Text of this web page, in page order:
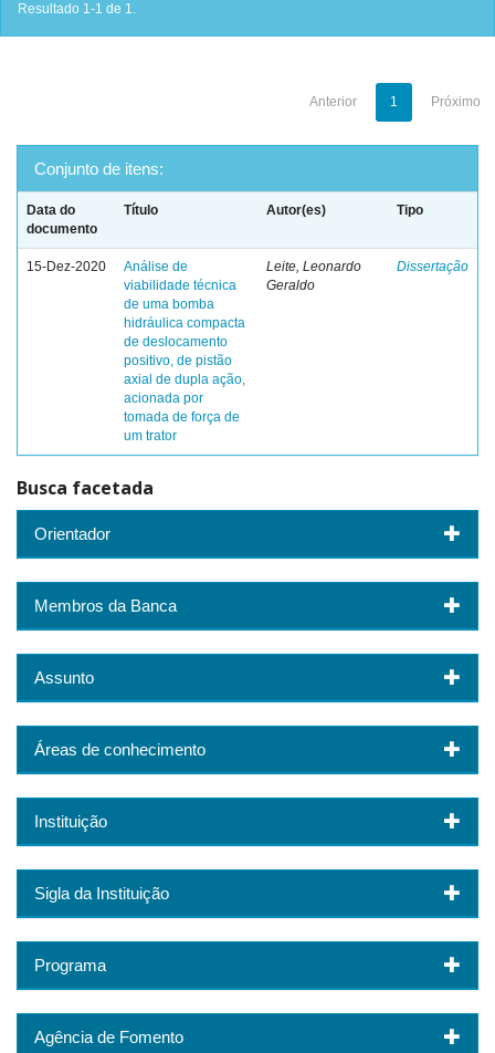
Resultado 1-1 de 1.
Anterior 1 Próximo
Conjunto de itens:
Data do
documento
Título Autor(es) Tipo
15-Dez-2020
Análise de
viabilidade técnica
de uma bomba
hidráulica compacta
de deslocamento
positivo, de pistão
axial de dupla ação,
acionada por
tomada de força de
um trator
Leite, Leonardo
Geraldo
Dissertação
Busca facetada
Orientador
Membros da Banca
Assunto
Áreas de conhecimento
Instituição
Sigla da Instituição
Programa
Agência de Fomento